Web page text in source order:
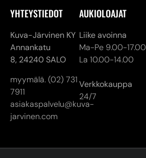
YHTEYSTIEDOT
Kuva-Järvinen KY
Annankatu
8, 24240 SALO
myymälä. (02) 731
7911
asiakaspalvelu@kuva-
jarvinen.com
AUKIOLOAJAT
Liike avoinna
Ma-Pe 9.00-17.00
La 10.00-14.00
Verkkokauppa
24/7